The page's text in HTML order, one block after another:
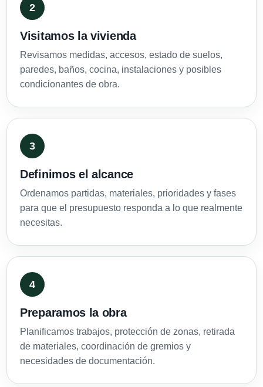
Visitamos la vivienda
Revisamos medidas, accesos, estado de suelos,
paredes, baños, cocina, instalaciones y posibles
condicionantes de obra.
Definimos el alcance
Ordenamos partidas, materiales, prioridades y fases
para que el presupuesto responda a lo que realmente
necesitas.
Preparamos la obra
Planificamos trabajos, protección de zonas, retirada
de materiales, coordinación de gremios y
necesidades de documentación.